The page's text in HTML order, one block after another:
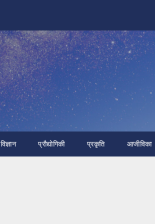
विज्ञान प्रौद्योगिकी प्रकृति आजीविका